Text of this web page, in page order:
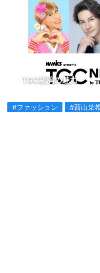
TGC新潟の魅力
#ファッション #西山茉